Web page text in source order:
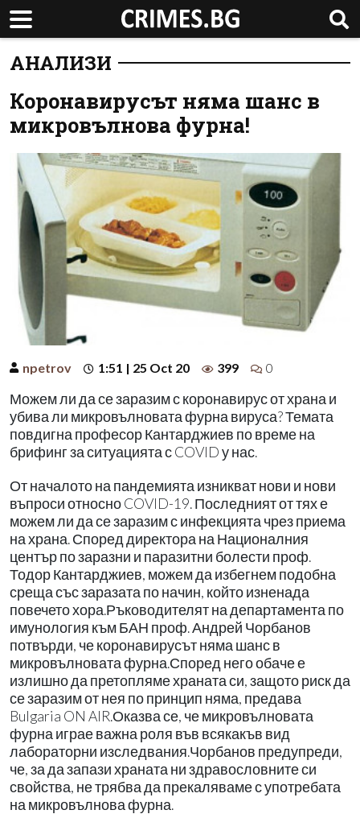
АНАЛИЗИ
Коронавирусът няма шанс в
микровълнова фурна!
npetrov 1:51 | 25 Oct 20 399 0
Можем ли да се заразим с коронавирус от храна и
убива ли микровълновата фурна вируса? Темата
повдигна професор Кантарджиев по време на
брифинг за ситуацията с COVID у нас.
От началото на пандемията изникват нови и нови
въпроси относно COVID-19. Последният от тях е
можем ли да се заразим с инфекцията чрез приема
на храна. Според директора на Националния
център по заразни и паразитни болести проф.
Тодор Кантарджиев, можем да избегнем подобна
среща със заразата по начин, който изненада
повечето хора.Ръководителят на департамента по
имунология към БАН проф. Андрей Чорбанов
потвърди, че коронавирусът няма шанс в
микровълновата фурна.Според него обаче е
излишно да претопляме храната си, защото риск да
се заразим от нея по принцип няма, предава
Bulgaria ON AIR.Оказва се, че микровълновата
фурна играе важна роля във всякакъв вид
лабораторни изследвания.Чорбанов предупреди,
че, за да запази храната ни здравословните си
свойства, не трябва да прекаляваме с употребата
на микровълнова фурна.